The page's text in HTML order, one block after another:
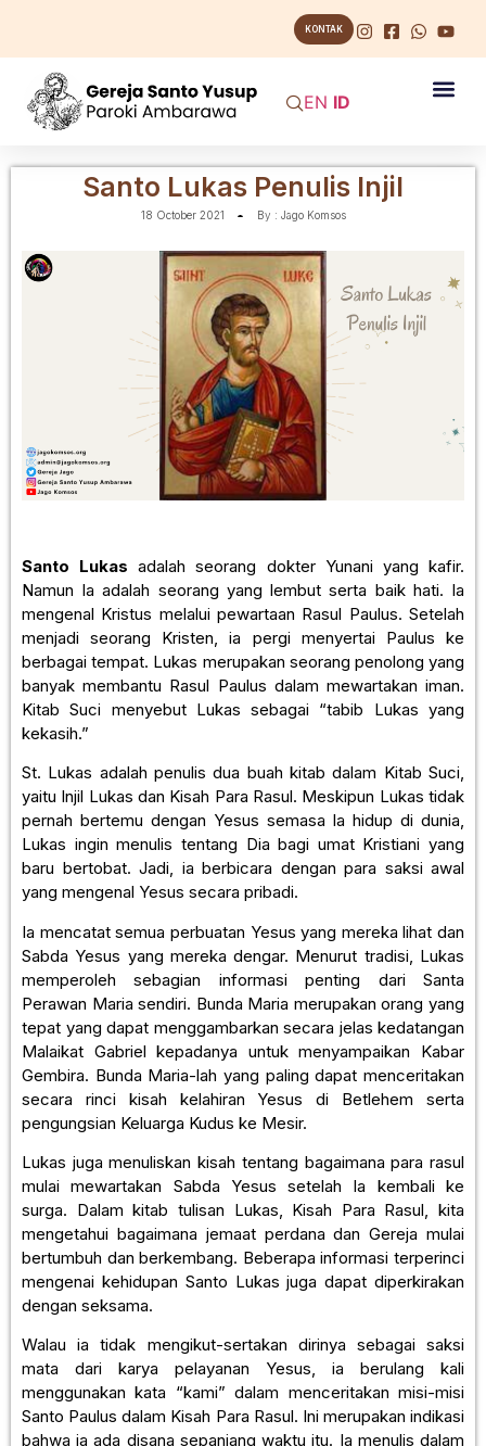
KONTAK
EN ID
Santo Lukas Penulis Injil
18 October 2021 By : Jago Komsos
Santo Lukas adalah seorang dokter Yunani yang kafir.
Namun Ia adalah seorang yang lembut serta baik hati. Ia
mengenal Kristus melalui pewartaan Rasul Paulus. Setelah
menjadi seorang Kristen, ia pergi menyertai Paulus ke
berbagai tempat. Lukas merupakan seorang penolong yang
banyak membantu Rasul Paulus dalam mewartakan iman.
Kitab Suci menyebut Lukas sebagai “tabib Lukas yang
kekasih.”
St. Lukas adalah penulis dua buah kitab dalam Kitab Suci,
yaitu Injil Lukas dan Kisah Para Rasul. Meskipun Lukas tidak
pernah bertemu dengan Yesus semasa Ia hidup di dunia,
Lukas ingin menulis tentang Dia bagi umat Kristiani yang
baru bertobat. Jadi, ia berbicara dengan para saksi awal
yang mengenal Yesus secara pribadi.
Ia mencatat semua perbuatan Yesus yang mereka lihat dan
Sabda Yesus yang mereka dengar. Menurut tradisi, Lukas
memperoleh sebagian informasi penting dari Santa
Perawan Maria sendiri. Bunda Maria merupakan orang yang
tepat yang dapat menggambarkan secara jelas kedatangan
Malaikat Gabriel kepadanya untuk menyampaikan Kabar
Gembira. Bunda Maria-lah yang paling dapat menceritakan
secara rinci kisah kelahiran Yesus di Betlehem serta
pengungsian Keluarga Kudus ke Mesir.
Lukas juga menuliskan kisah tentang bagaimana para rasul
mulai mewartakan Sabda Yesus setelah Ia kembali ke
surga. Dalam kitab tulisan Lukas, Kisah Para Rasul, kita
mengetahui bagaimana jemaat perdana dan Gereja mulai
bertumbuh dan berkembang. Beberapa informasi terperinci
mengenai kehidupan Santo Lukas juga dapat diperkirakan
dengan seksama.
Walau ia tidak mengikut-sertakan dirinya sebagai saksi
mata dari karya pelayanan Yesus, ia berulang kali
menggunakan kata “kami” dalam menceritakan misi-misi
Santo Paulus dalam Kisah Para Rasul. Ini merupakan indikasi
bahwa ia ada disana sepanjang waktu itu. Ia menulis dalam